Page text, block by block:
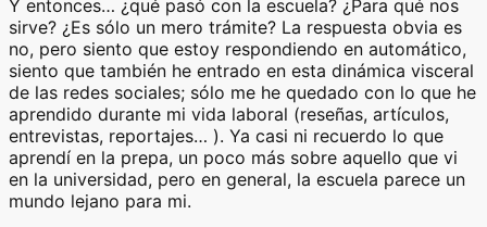
Y entonces… ¿qué pasó con la escuela? ¿Para qué nos
sirve? ¿Es sólo un mero trámite? La respuesta obvia es
no, pero siento que estoy respondiendo en automático,
siento que también he entrado en esta dinámica visceral
de las redes sociales; sólo me he quedado con lo que he
aprendido durante mi vida laboral (reseñas, artículos,
entrevistas, reportajes… ). Ya casi ni recuerdo lo que
aprendí en la prepa, un poco más sobre aquello que vi
en la universidad, pero en general, la escuela parece un
mundo lejano para mi.